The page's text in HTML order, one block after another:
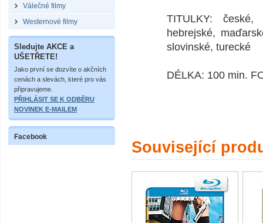
Válečné filmy
Westernové filmy
Sledujte AKCE a
UŠETŘETE!
Jako první se dozvíte o akčních
cenách a slevách, které pro vás
připravujeme.
PŘIHLÁSIT SE K ODBĚRU
NOVINEK E-MAILEM
Facebook
TITULKY: české,
hebrejské,
slovinské, turecké
DÉLKA: 100 min.
Související